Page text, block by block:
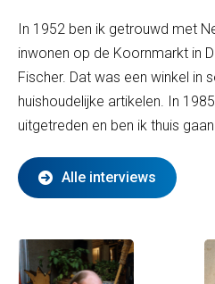
In 1952 ben ik getrouwd met
inwonen op de Koornmarkt in
Fischer. Dat was een winkel in
huishoudelijke artikelen. In
uitgetreden en ben ik thuis
Alle interviews